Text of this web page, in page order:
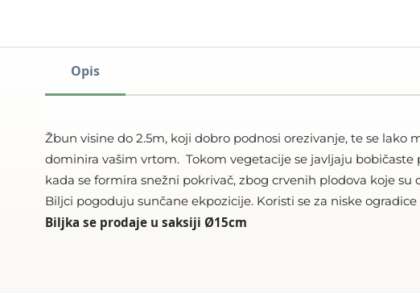
Opis
Žbun visine do 2.5m, koji dobro podnosi orezivanje, te se
dominira vašim vrtom. Tokom vegetacije se javljaju
kada se formira snežni pokrivač, zbog crvenih plodova koje
Biljci pogoduju sunčane ekpozicije. Koristi se za niske
Biljka se prodaje u saksiji Ø15cm